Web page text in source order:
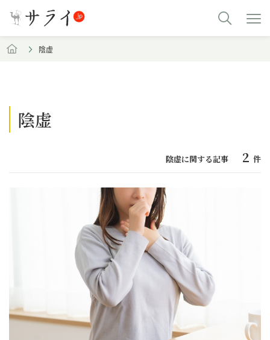
陰虚
陰虚
陰虚に関する記事 2 件